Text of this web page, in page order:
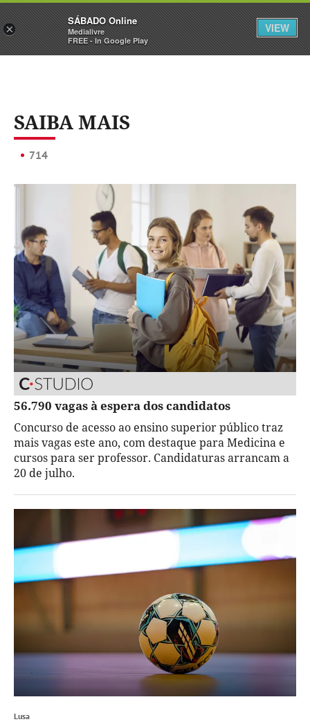
Sábado Assine Iniciar Sessão
SAIBA MAIS
714
56.790 vagas à espera dos candidatos
Concurso de acesso ao ensino superior público traz
mais vagas este ano, com destaque para Medicina e
cursos para ser professor. Candidaturas arrancam a
20 de julho.
Lusa
×
SÁBADO Online
Medialivre
FREE - In Google Play
VIEW